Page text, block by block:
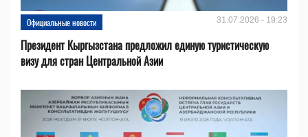
Официальные новости 31.07.2026 - 19:23
Президент Кыргызстана предложил единую туристическую
визу для стран Центральной Азии